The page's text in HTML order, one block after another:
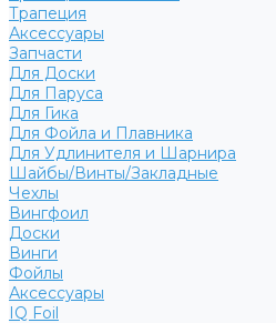
Трапеция
Аксессуары
Запчасти
Для Доски
Для Паруса
Для Гика
Для Фойла и Плавника
Для Удлинителя и Шарнира
Шайбы/Винты/Закладные
Чехлы
Вингфоил
Доски
Винги
Фойлы
Аксессуары
IQ Foil